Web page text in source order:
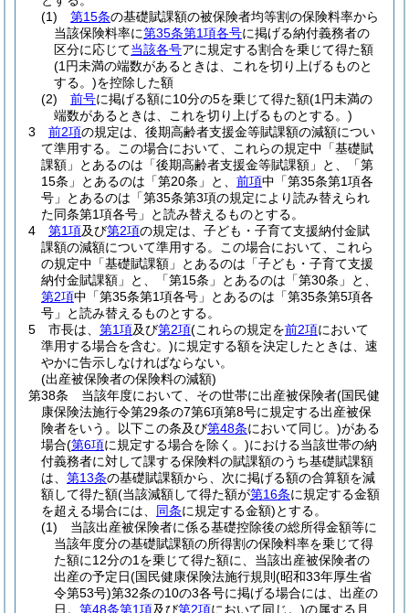
(1)
第15条の基礎賦課額の被保険者均等割の保険料率から
当該保険料率に第35条第1項各号に掲げる納付義務者の
区分に応じて当該各号アに規定する割合を乗じて得た額
(1円未満の端数があるときは、これを切り上げるものと
する。)を控除した額
(2)
前号に掲げる額に10分の5を乗じて得た額(1円未満の
端数があるときは、これを切り上げるものとする。)
3
前2項の規定は、後期高齢者支援金等賦課額の減額につい
て準用する。
この場合において、これらの規定中「基礎賦
課額」とあるのは「後期高齢者支援金等賦課額」と、「第
15条」とあるのは「第20条」と、 前項中「第35条第1項各
号」とあるのは「第35条第3項の規定により読み替えられ
た同条第1項各号」と読み替えるものとする。
4
第1項及び第2項の規定は、子ども・子育て支援納付金賦
課額の減額について準用する。
この場合において、これら
の規定中「基礎賦課額」とあるのは「子ども・子育て支援
納付金賦課額」と、「第15条」とあるのは「第30条」と、
第2項中「第35条第1項各号」とあるのは「第35条第5項各
号」と読み替えるものとする。
5
市長は、 第1項及び第2項(これらの規定を前2項において
準用する場合を含む。)に規定する額を決定したときは、速
やかに告示しなければならない。
(出産被保険者の保険料の減額)
第38条
当該年度において、その世帯に出産被保険者(国民健
康保険法施行令第29条の7第6項第8号に規定する出産被保
険者をいう。以下この条及び第48条において同じ。)がある
場合(第6項に規定する場合を除く。)における当該世帯の納
付義務者に対して課する保険料の賦課額のうち基礎賦課額
は、 第13条の基礎賦課額から、次に掲げる額の合算額を減
額して得た額(当該減額して得た額が第16条に規定する金額
を超える場合には、 同条に規定する金額)とする。
(1)
当該出産被保険者に係る基礎控除後の総所得金額等に
当該年度分の基礎賦課額の所得割の保険料率を乗じて得
た額に12分の1を乗じて得た額に、当該出産被保険者の
出産の予定日(国民健康保険法施行規則 (昭和33年厚生省
令第53号)第32条の10の3各号に掲げる場合には、出産の
日。 第48条第1項及び第2項において同じ。)の属する月